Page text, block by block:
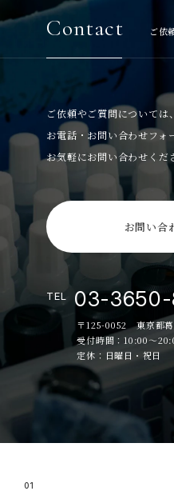
Contact ご依
ご依頼やご質問については、
お電話・お問い合わせフォ
お気軽にお問い合わせくだ
お問い合
TEL 03-
〒125-0052 東京都
受付時間：10:00～
定休：日曜日・祝日
01